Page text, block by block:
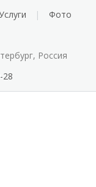
Фото
Россия
28